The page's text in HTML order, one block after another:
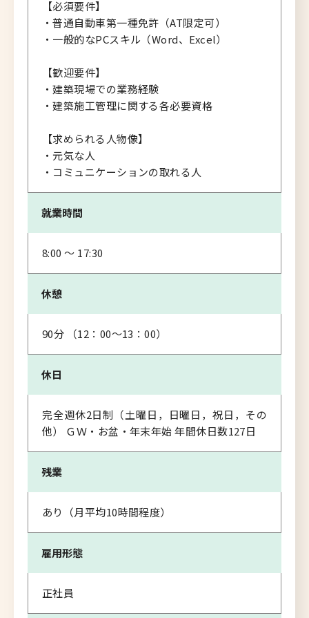
【必須要件】
・普通自動車第一種免許（AT限定可）
・一般的なPCスキル（Word、Excel）
【歓迎要件】
・建築現場での業務経験
・建築施工管理に関する各必要資格
【求められる人物像】
・元気な人
・コミュニケーションの取れる人
就業時間
8:00 〜 17:30
休憩
90分 （12：00～13：00）
休日
完全週休2日制（土曜日，日曜日，祝日，その
他） ＧＷ・お盆・年末年始 年間休日数127日
残業
あり（月平均10時間程度）
雇用形態
正社員